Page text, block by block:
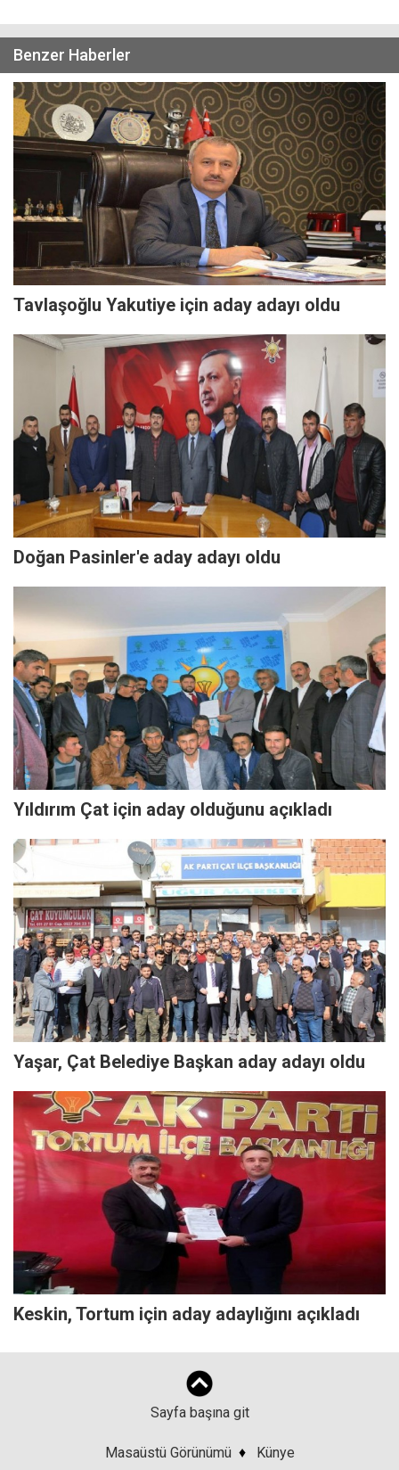
Benzer Haberler
Tavlaşoğlu Yakutiye için aday adayı oldu
Doğan Pasinler'e aday adayı oldu
Yıldırım Çat için aday olduğunu açıkladı
Yaşar, Çat Belediye Başkan aday adayı oldu
Keskin, Tortum için aday adaylığını açıkladı
Sayfa başına git
Masaüstü Görünümü ♦ Künye